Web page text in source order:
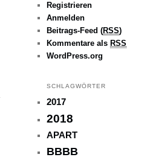
Registrieren
Anmelden
Beitrags-Feed (RSS)
Kommentare als RSS
WordPress.org
SCHLAGWÖRTER
2017
2018
APART
BBBB